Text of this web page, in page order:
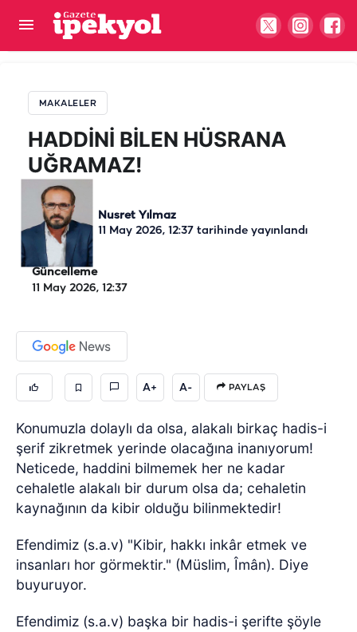
MAKALELER
HADDİNİ BİLEN HÜSRANA
UĞRAMAZ!
Nusret Yılmaz
11 May 2026, 12:37 tarihinde yayınlandı
Güncelleme
11 May 2026, 12:37
A+ A- PAYLAŞ
Konumuzla dolaylı da olsa, alakalı birkaç hadis-i
şerif zikretmek yerinde olacağına inanıyorum!
Neticede, haddini bilmemek her ne kadar
cehaletle alakalı bir durum olsa da; cehaletin
kaynağının da kibir olduğu bilinmektedir!
Efendimiz (s.a.v) "Kibir, hakkı inkâr etmek ve
insanları hor görmektir." (Müslim, Îmân). Diye
buyuruyor.
Efendimiz (s.a.v) başka bir hadis-i şerifte şöyle
HADDİNİ BİLEN HÜSRANA UĞRAMAZ!